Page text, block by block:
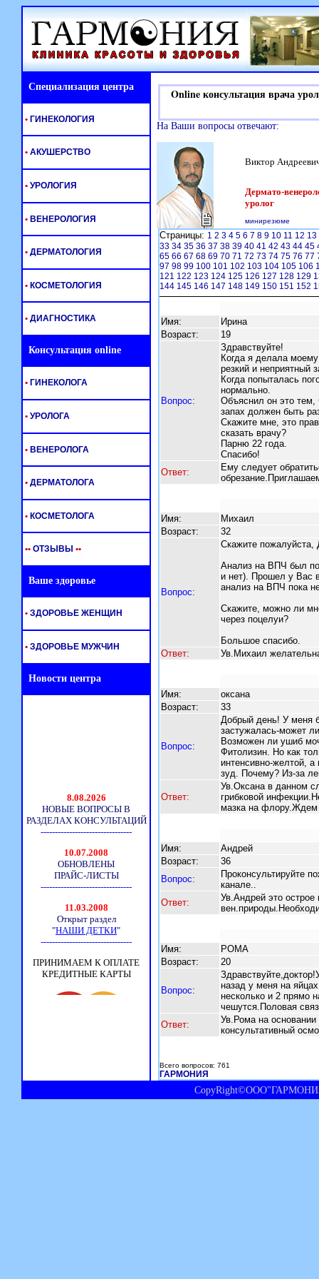
Специализация центра Online консультация врача
На Ваши вопросы отвечают:
Виктор
Дермато-
уролог
минирезюме
Страницы: 1 2 3 4 5 6 7 8 9 10 11 12 13
33 34 35 36 37 38 39 40 41 42 43 44 45
65 66 67 68 69 70 71 72 73 74 75 76 77
97 98 99 100 101 102 103 104 105 106
121 122 123 124 125 126 127 128 129
144 145 146 147 148 149 150 151 152
Имя:
Ирина
Возраст:
19
Вопрос:
Здравствуйте!
Когда я делала
резкий и неприятный
Когда попыталась
нормально.
Объяснил он это тем,
запах должен быть
Скажите мне, это
сказать врачу?
Парню 22 года.
Спасибо!
Ответ:
Ему следует
Имя:
Михаил
Возраст:
32
Вопрос:
Скажите пожалуйста,
Анализ на ВПЧ был
и нет). Прошел у Вас
анализ на ВПЧ пока
Скажите, можно ли
через поцелуи?
Большое спасибо.
Ответ:
Ув.Михаил
Имя:
оксана
Возраст:
33
Вопрос:
Добрый день! У меня
застужалась-может
Возможен ли ушиб
Фитолизин. Но как
интенсивно-желтой,
зуд. Почему? Из-за
Ответ:
Ув.Оксана в данном
грибковой
мазка на
Имя:
Андрей
Возраст:
36
Вопрос:
Проконсультируйте
канале..
Ответ:
Ув.Андрей это острое
Имя:
РОМА
Возраст:
20
Вопрос:
назад у меня на
несколько и 2 прямо
чешутся.Половая
Ответ:
Ув.Рома на основании
консультативный
Всего вопросов: 761
ГАРМОНИЯ
• ГИНЕКОЛОГИЯ
• АКУШЕРСТВО
• УРОЛОГИЯ
• ВЕНЕРОЛОГИЯ
• ДЕРМАТОЛОГИЯ
• КОСМЕТОЛОГИЯ
• ДИАГНОСТИКА
Консультация online
• ГИНЕКОЛОГА
• УРОЛОГА
• ВЕНЕРОЛОГА
• ДЕРМАТОЛОГА
• КОСМЕТОЛОГА
•• ОТЗЫВЫ ••
Ваше здоровье
• ЗДОРОВЬЕ ЖЕНЩИН
• ЗДОРОВЬЕ МУЖЧИН
Новости центра